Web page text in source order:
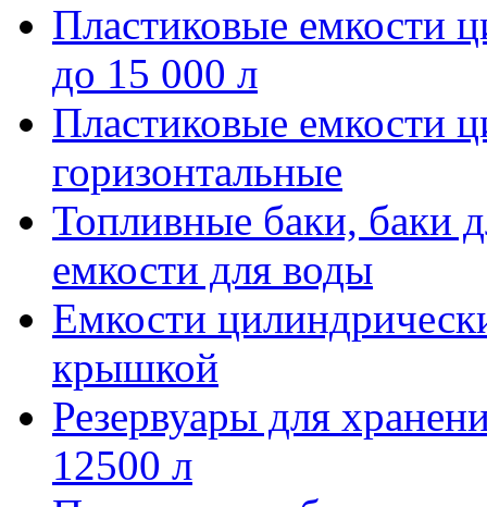
Пластиковые емкости
до 15 000 л
Пластиковые емкости
горизонтальные
Топливные баки, баки
емкости для воды
Емкости
крышкой
Резервуары для
12500 л